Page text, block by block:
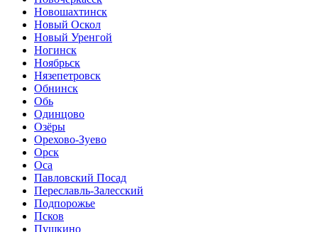
Новошахтинск
Новый Оскол
Новый Уренгой
Ногинск
Ноябрьск
Нязепетровск
Обнинск
Обь
Одинцово
Озёры
Орехово-Зуево
Орск
Оса
Павловский Посад
Переславль-Залесский
Подпорожье
Псков
Пушкино